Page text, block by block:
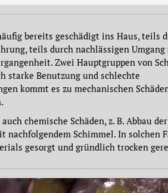
bereits geschädigt ins Haus, teils
teils durch nachlässigen
Zwei Hauptgruppen von
starke Benutzung und schlechte
kommt es zu mechanischen
chemische Schäden, z. B. Abbau
nachfolgendem Schimmel. In solchen
gesorgt und gründlich trocken